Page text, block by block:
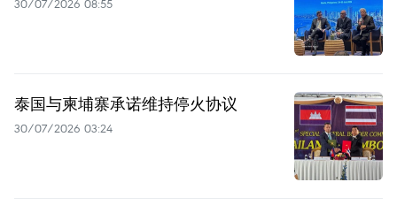
30/07/2026 08:55
泰国与柬埔寨承诺维持停火协议
30/07/2026 03:24